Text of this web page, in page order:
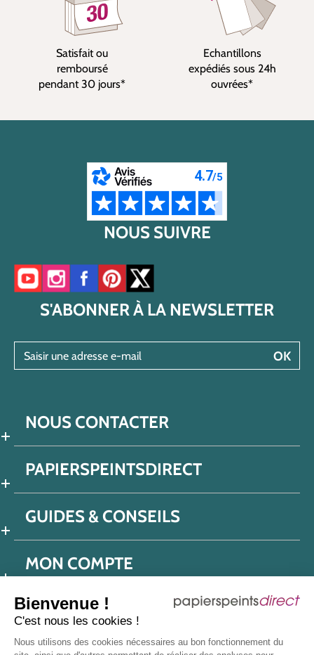
Bienvenue !
C'est nous les cookies !
Nous utilisons des cookies nécessaires au bon fonctionnement du
Satisfait ou
remboursé
pendant 30 jours*
Echantillons
expédiés sous 24h
ouvrées*
NOUS SUIVRE
Accéder à notre chaîne YouTube
Accéder à notre compte Instagram
Accéder à notre page Facebook
Accéder à notre compte Pinterest
Accéder à notre compte Twitter/X
S'ABONNER À LA NEWSLETTER
OK
NOUS CONTACTER
PAPIERSPEINTSDIRECT
GUIDES & CONSEILS
MON COMPTE